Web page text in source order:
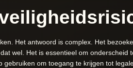
Het antwoord is complex. Het
wel. Het is essentieel om onderscheid
om toegang te krijgen tot